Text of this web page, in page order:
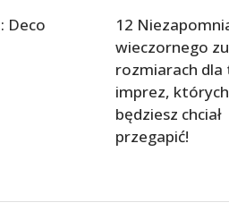
Deco
12
wieczornego
rozmiarach dla
imprez,
będziesz chciał
przegapić!